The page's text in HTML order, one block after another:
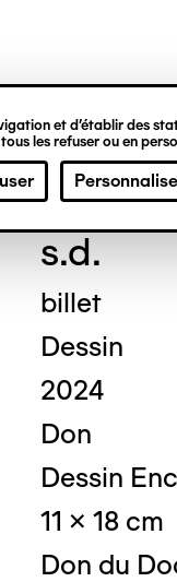
et d’établir des
les refuser ou en
s.d.
billet
Dessin
2024
Don
Dessin
11 x 18 cm
Don du